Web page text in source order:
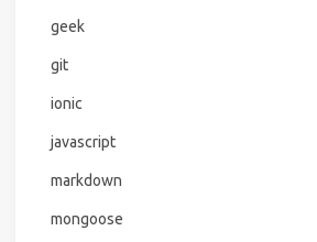
geek
git
ionic
javascript
markdown
mongoose